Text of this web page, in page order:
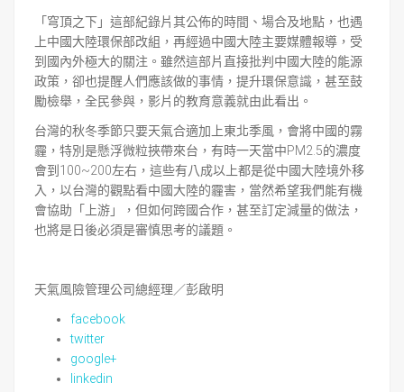
「穹頂之下」這部紀錄片其公佈的時間、場合及地點，也遇
上中國大陸環保部改組，再經過中國大陸主要媒體報導，受
到國內外極大的關注。雖然這部片直接批判中國大陸的能源
政策，卻也提醒人們應該做的事情，提升環保意識，甚至鼓
勵檢舉，全民參與，影片的教育意義就由此看出。
台灣的秋冬季節只要天氣合適加上東北季風，會將中國的霧
霾，特別是懸浮微粒挾帶來台，有時一天當中PM2.5的濃度
會到100~200左右，這些有八成以上都是從中國大陸境外移
入，以台灣的觀點看中國大陸的霾害，當然希望我們能有機
會協助「上游」，但如何跨國合作，甚至訂定減量的做法，
也將是日後必須是審慎思考的議題。
天氣風險管理公司總經理／彭啟明
facebook
twitter
google+
linkedin